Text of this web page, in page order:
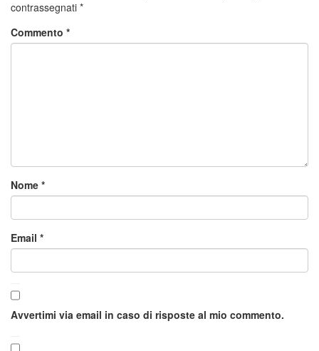
contrassegnati *
Commento *
Nome *
Email *
Avvertimi via email in caso di risposte al mio commento.